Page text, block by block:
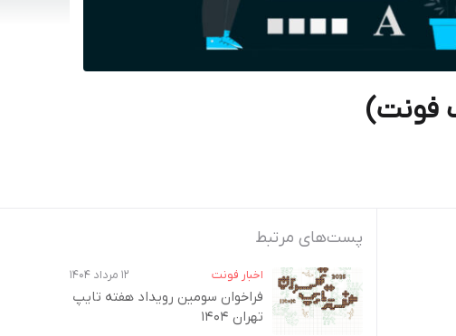
پست‌های مرتبط
اخبار فونت ۱۲ مرداد ۱۴۰۴
فراخوان سومین رویداد هفته تایپ
تهران ۱۴۰۴